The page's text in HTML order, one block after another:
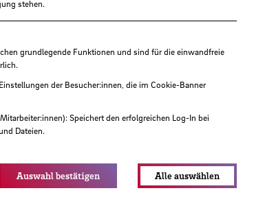
stehen.
grundlegende Funktionen und sind für die einwandfreie
der Besucher:innen, die im Cookie-Banner
Speichert den erfolgreichen Log-In bei
Dateien.
Auswahl bestätigen Alle auswählen